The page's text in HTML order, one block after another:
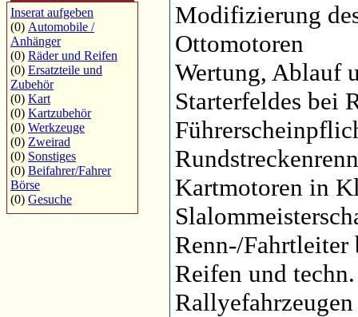
Inserat aufgeben
(0) Automobile /
Anhänger
(0) Räder und Reifen
(0) Ersatzteile und
Zubehör
(0) Kart
(0) Kartzubehör
(0) Werkzeuge
(0) Zweirad
(0) Sonstiges
(0) Beifahrer/Fahrer
Börse
(0) Gesuche
Modifizierung
Ottomotoren
Wertung, Ablauf
Starterfeldes bei
Kartmotoren in
Renn-/Fahrtleiter
Reifen und
Rallyefahrzeugen